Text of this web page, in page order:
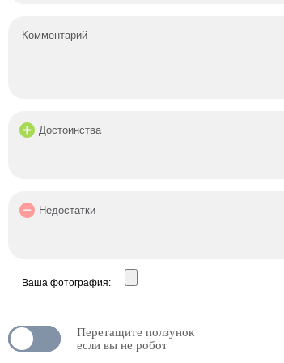
Ваша фотография:
OFF
Перетащите ползунок
если вы не робот